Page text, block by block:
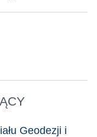
Geodezji i